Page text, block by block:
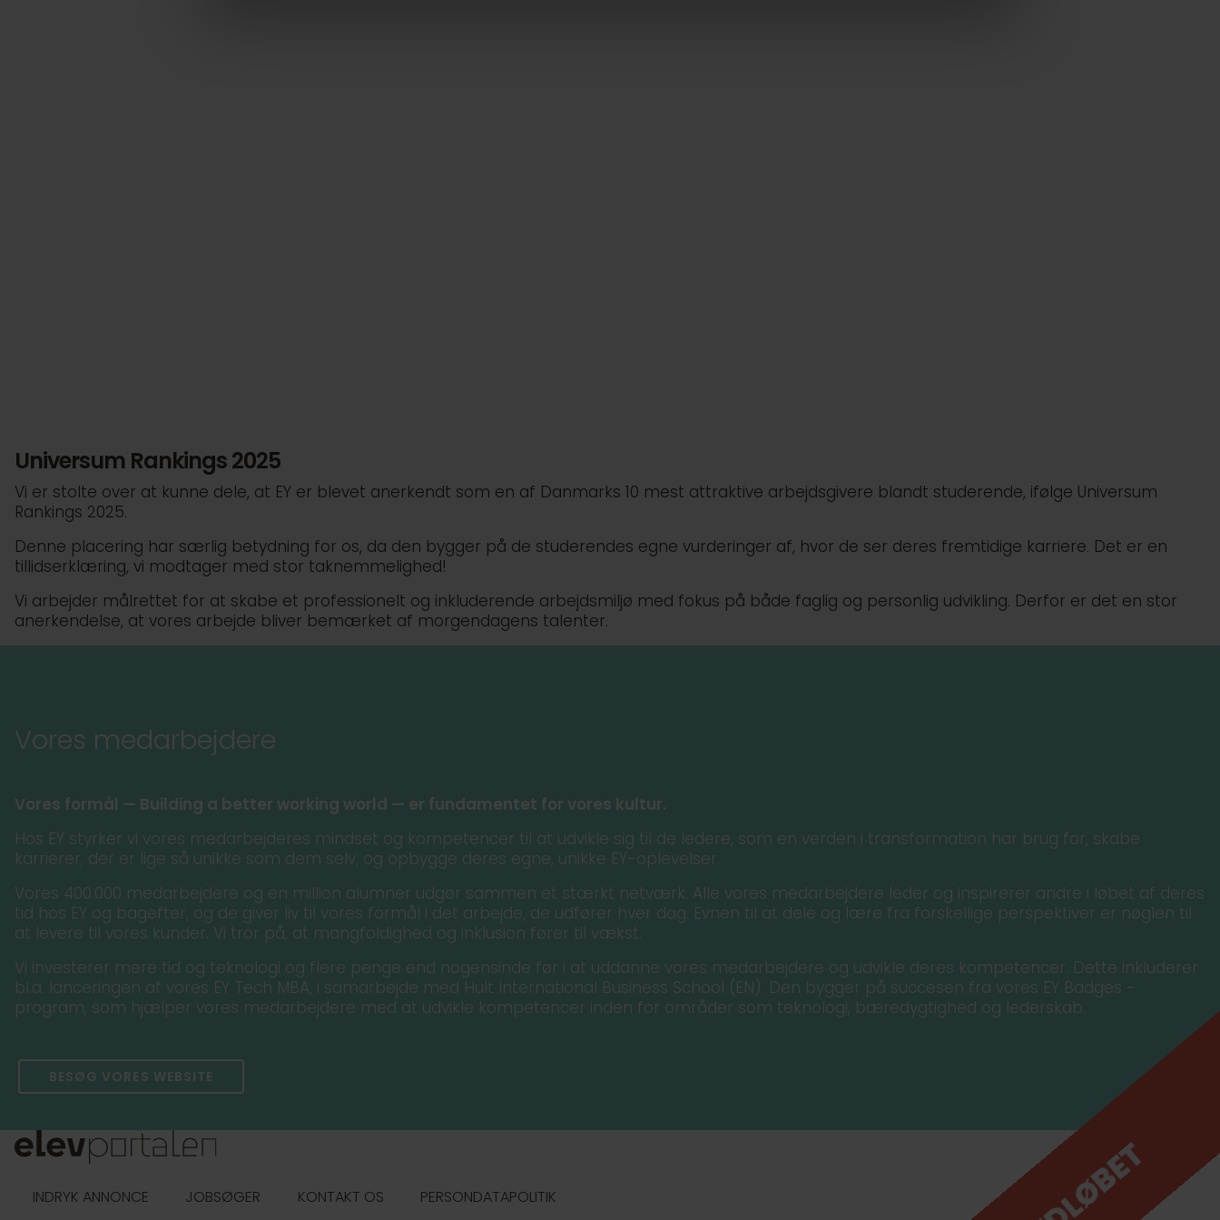
Universum Rankings 2025
Vi er stolte over at kunne dele, at EY er blevet anerkendt som en af Danmarks 10 mest attraktive arbejdsgivere blandt studerende, ifølge Universum
Rankings 2025.
Denne placering har særlig betydning for os, da den bygger på de studerendes egne vurderinger af, hvor de ser deres fremtidige karriere. Det er en
tillidserklæring, vi modtager med stor taknemmelighed!
Vi arbejder målrettet for at skabe et professionelt og inkluderende arbejdsmiljø med fokus på både faglig og personlig udvikling. Derfor er det en stor
anerkendelse, at vores arbejde bliver bemærket af morgendagens talenter.
Vores medarbejdere
Vores formål — Building a better working world — er fundamentet for vores kultur.
Hos EY styrker vi vores medarbejderes mindset og kompetencer til at udvikle sig til de ledere, som en verden i transformation har brug for, skabe
karrierer, der er lige så unikke som dem selv, og opbygge deres egne, unikke EY-oplevelser.
Vores 400.000 medarbejdere og en million alumner udgør sammen et stærkt netværk. Alle vores medarbejdere leder og inspirerer andre i løbet af deres
tid hos EY og bagefter, og de giver liv til vores formål i det arbejde, de udfører hver dag. Evnen til at dele og lære fra forskellige perspektiver er nøglen til
at levere til vores kunder. Vi tror på, at mangfoldighed og inklusion fører til vækst.
Vi investerer mere tid og teknologi og flere penge end nogensinde før i at uddanne vores medarbejdere og udvikle deres kompetencer. Dette inkluderer
bl.a. lanceringen af vores EY Tech MBA, i samarbejde med Hult International Business School (EN). Den bygger på succesen fra vores EY Badges -
program, som hjælper vores medarbejdere med at udvikle kompetencer inden for områder som teknologi, bæredygtighed og lederskab.
BESØG VORES WEBSITE
INDRYK ANNONCE JOBSØGER KONTAKT OS PERSONDATAPOLITIK